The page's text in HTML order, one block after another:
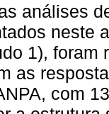
análises
neste
1),
as
com